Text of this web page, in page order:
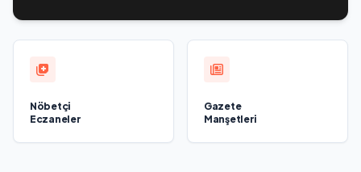
Nöbetçi
Eczaneler
Gazete
Manşetleri